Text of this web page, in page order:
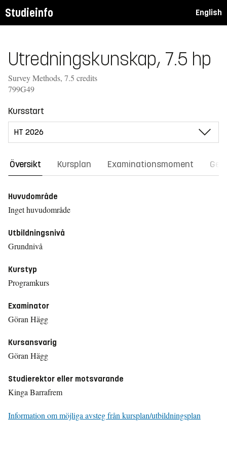
Studieinfo English
Utredningskunskap, 7.5 hp
Survey Methods, 7.5 credits
799G49
Kursstart
Översikt Kursplan Examinationsmoment
Huvudområde
Inget huvudområde
Utbildningsnivå
Grundnivå
Kurstyp
Programkurs
Examinator
Göran Hägg
Kursansvarig
Göran Hägg
Studierektor eller motsvarande
Kinga Barrafrem
Information om möjliga avsteg från kursplan/utbildningsplan